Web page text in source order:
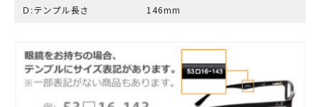
Ｄ:テンプル長さ 146mm